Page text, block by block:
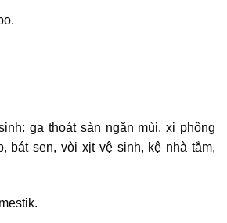
ga thoát sàn ngăn mùi, xi phông
bát sen, vòi xịt vệ sinh, kệ nhà tắm,